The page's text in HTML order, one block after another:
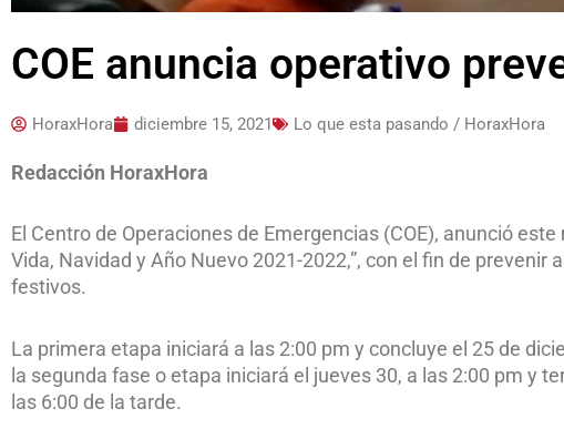
COE anuncia operativo
HoraxHora diciembre 15, 2021 Lo que esta pasando / HoraxHora
Redacción HoraxHora
El Centro de Operaciones de Emergencias (COE), anunció
Vida, Navidad y Año Nuevo 2021-2022,”, con el fin de
festivos.
La primera etapa iniciará a las 2:00 pm y concluye el 25 de
la segunda fase o etapa iniciará el jueves 30, a las 2:00 pm y
las 6:00 de la tarde.